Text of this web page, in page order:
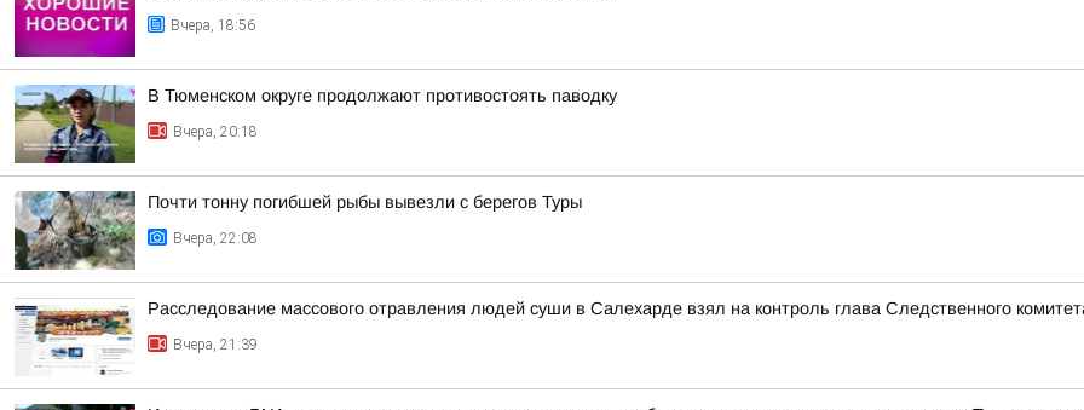
Вчера, 18:56
В Тюменском округе продолжают противостоять паводку
Вчера, 20:18
Почти тонну погибшей рыбы вывезли с берегов Туры
Вчера, 22:08
Расследование массового отравления людей суши в Салехарде взял на контроль глава Следственного
Вчера, 21:39